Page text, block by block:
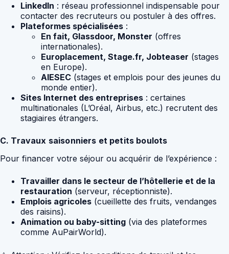
LinkedIn : réseau professionnel indispensable pour
contacter des recruteurs ou postuler à des offres.
Plateformes spécialisées :
En fait, Glassdoor, Monster (offres
internationales).
Europlacement, Stage.fr, Jobteaser (stages
en Europe).
AIESEC (stages et emplois pour des jeunes du
monde entier).
Sites Internet des entreprises : certaines
multinationales (L’Oréal, Airbus, etc.) recrutent des
stagiaires étrangers.
C. Travaux saisonniers et petits boulots
Pour financer votre séjour ou acquérir de l’expérience :
Travailler dans le secteur de l’hôtellerie et de la
restauration (serveur, réceptionniste).
Emplois agricoles (cueillette des fruits, vendanges
des raisins).
Animation ou baby-sitting (via des plateformes
comme AuPairWorld).